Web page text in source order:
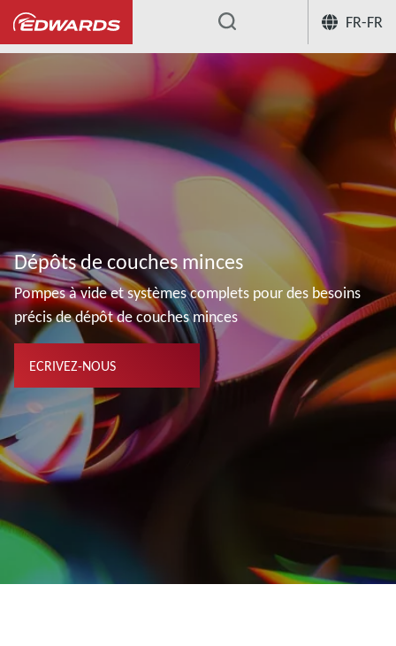
FR-FR
...
Dépôts de couches minces
Pompes à vide et systèmes complets pour des besoins
précis de dépôt de couches minces
ECRIVEZ-NOUS